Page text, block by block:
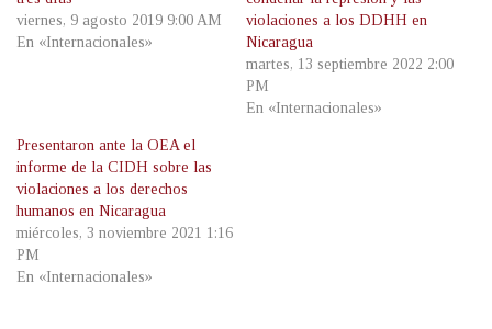
viernes, 9 agosto 2019 9:00 AM
En «Internacionales»
violaciones a los DDHH en
Nicaragua
martes, 13 septiembre 2022 2:00
PM
En «Internacionales»
Presentaron ante la OEA el
informe de la CIDH sobre las
violaciones a los derechos
humanos en Nicaragua
miércoles, 3 noviembre 2021 1:16
PM
En «Internacionales»